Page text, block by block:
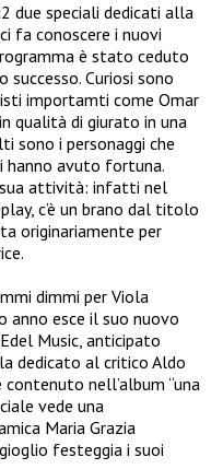
due speciali dedicati alla
fa conoscere i nuovi
è stato ceduto
Curiosi sono
importamti come Omar
qualità di giurato in una
sono i personaggi che
hanno avuto fortuna.
sua attività: infatti nel
c’è un brano dal titolo
originariamente per
dimmi per Viola
anno esce il suo nuovo
Music, anticipato
dedicato al critico Aldo
nell’album “una
vede una
Maria Grazia
festeggia i suoi